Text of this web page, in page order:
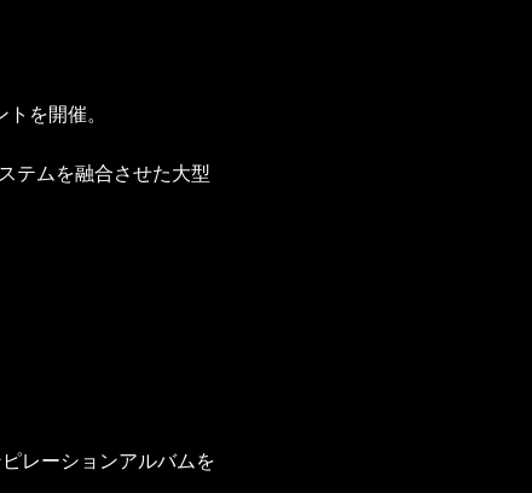
を開催。
テムを融合させた大型
レーションアルバムを